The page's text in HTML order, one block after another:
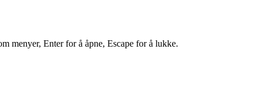
menyer, Enter for å åpne, Escape for å lukke.